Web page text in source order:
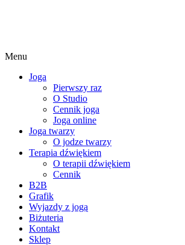
Menu
Joga
Pierwszy raz
O Studio
Cennik joga
Joga online
Joga twarzy
O jodze twarzy
Terapia dźwiękiem
O terapii dźwiękiem
Cennik
B2B
Grafik
Wyjazdy z jogą
Biżuteria
Kontakt
Sklep